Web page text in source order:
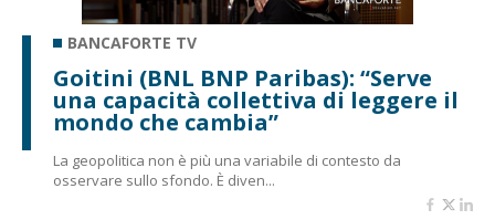
BANCAFORTE TV
Goitini (BNL BNP Paribas): “Serve
una capacità collettiva di leggere il
mondo che cambia”
La geopolitica non è più una variabile di contesto da
osservare sullo sfondo. È diven...